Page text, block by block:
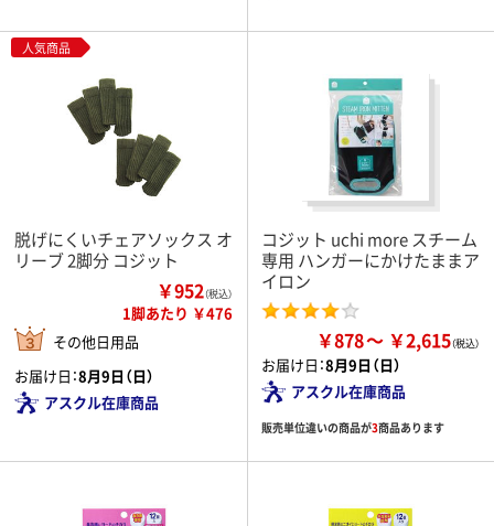
人気商品
脱げにくいチェアソックス オ
リーブ 2脚分 コジット
￥952（税込）
1脚あたり ￥476
その他日用品
お届け日：8月9日（日）
アスクル在庫商品
コジット uchi more スチーム
専用 ハンガーにかけたままア
イロン
￥878 ￥2,615
お届け日：8月9日（日）
アスクル在庫商品
販売単位違いの商品が3商品あります